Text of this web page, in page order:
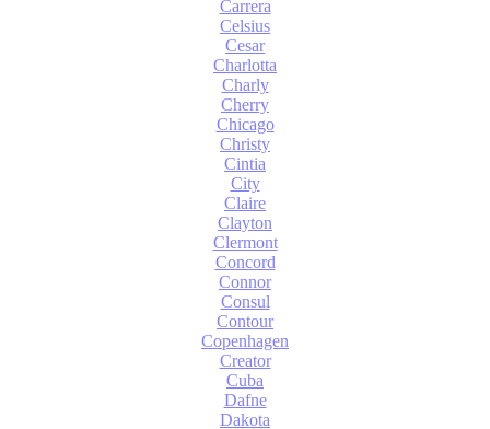
Carrera
Celsius
Cesar
Charlotta
Charly
Cherry
Chicago
Christy
Cintia
City
Claire
Clayton
Clermont
Concord
Connor
Consul
Contour
Copenhagen
Creator
Cuba
Dafne
Dakota